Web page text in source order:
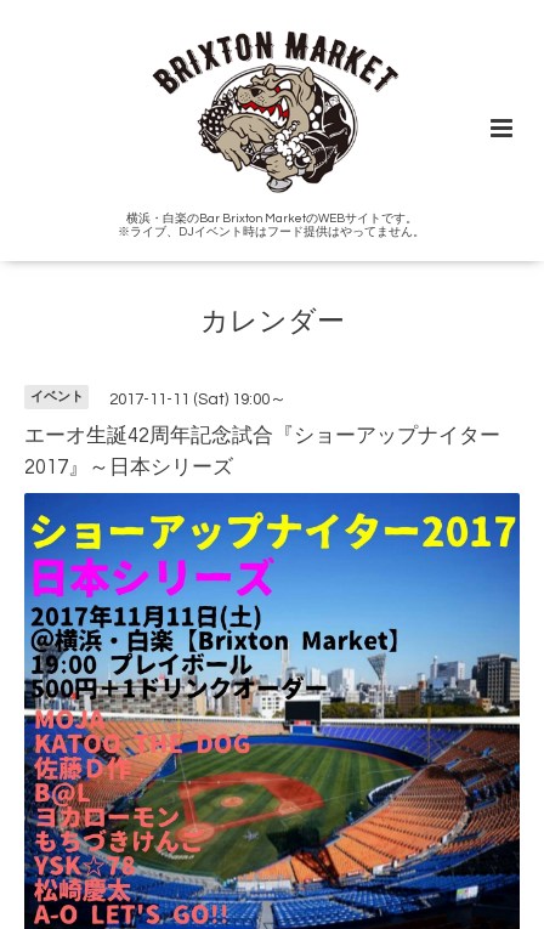
横浜・白楽のBar Brixton MarketのWEBサイトです。
※ライブ、DJイベント時はフード提供はやってません。
カレンダー
イベント 2017-11-11 (Sat) 19:00～
エーオ生誕42周年記念試合『ショーアップナイター
2017』～日本シリーズ